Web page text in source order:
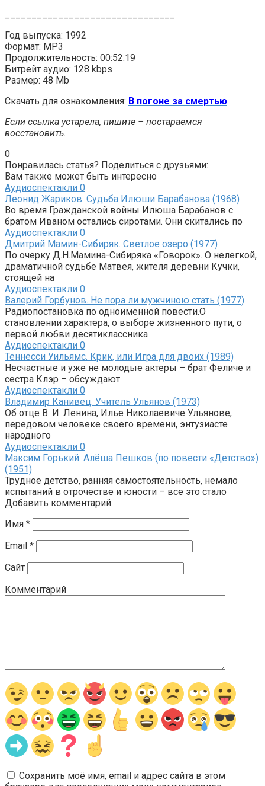
Год выпуска: 1992
Формат: MP3
Продолжительность: 00:52:19
Битрейт аудио: 128 kbps
Размер: 48 Mb
Скачать для ознакомления: В погоне за смертью
Если ссылка устарела, пишите – постараемся
восстановить.
0
Понравилась статья? Поделиться с друзьями:
Вам также может быть интересно
Аудиоспектакли 0
Леонид Жариков. Судьба Илюши Барабанова (1968)
Во время Гражданской войны Илюша Барабанов с
братом Иваном остались сиротами. Они скитались по
Аудиоспектакли 0
Дмитрий Мамин-Сибиряк. Светлое озеро (1977)
По очерку Д.Н.Мамина-Сибиряка «Говорок». О нелегкой,
драматичной судьбе Матвея, жителя деревни Кучки,
стоящей на
Аудиоспектакли 0
Валерий Горбунов. Не пора ли мужчиною стать (1977)
Радиопостановка по одноименной повести.О
становлении характера, о выборе жизненного пути, о
первой любви десятиклассника
Аудиоспектакли 0
Теннесси Уильямс. Крик, или Игра для двоих (1989)
Несчастные и уже не молодые актеры – брат Феличе и
сестра Клэр – обсуждают
Аудиоспектакли 0
Владимир Канивец. Учитель Ульянов (1973)
Об отце В. И. Ленина, Илье Николаевиче Ульянове,
передовом человеке своего времени, энтузиасте
народного
Аудиоспектакли 0
Максим Горький. Алёша Пешков (по повести «Детство»)
(1951)
Трудное детство, ранняя самостоятельность, немало
испытаний в отрочестве и юности – все это стало
Добавить комментарий
Имя *
Email *
Сайт
Комментарий
Сохранить моё имя, email и адрес сайта в этом